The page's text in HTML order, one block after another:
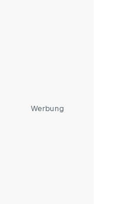
Werbung